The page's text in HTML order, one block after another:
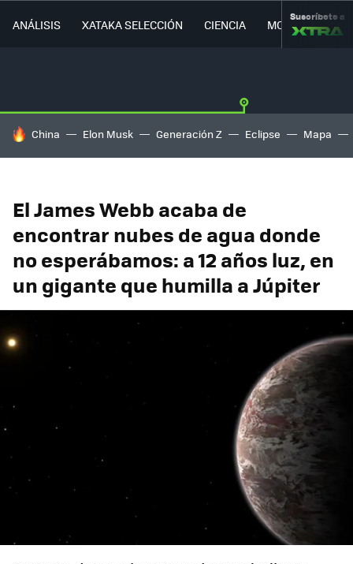
ANÁLISIS XATAKA SELECCIÓN CIENCIA MOVILIDAD
Suscríbete a
HOY SE HABLA DE
China Elon Musk Generación Z Eclipse Mapa
El James Webb acaba de
encontrar nubes de agua donde
no esperábamos: a 12 años luz, en
un gigante que humilla a Júpiter